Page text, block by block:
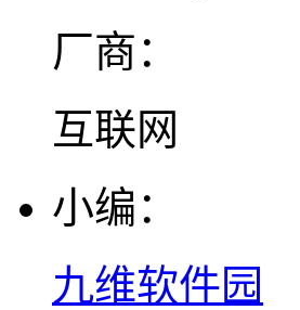
厂商：
互联网
小编：
九维软件园